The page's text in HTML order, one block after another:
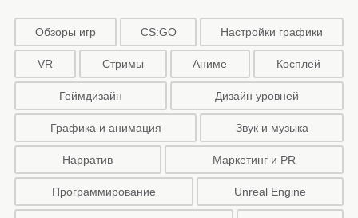
Обзоры игр CS:GO Настройки графики
VR Стримы Аниме Косплей
Геймдизайн Дизайн уровней
Графика и анимация Звук и музыка
Нарратив Маркетинг и PR
Программирование Unreal Engine